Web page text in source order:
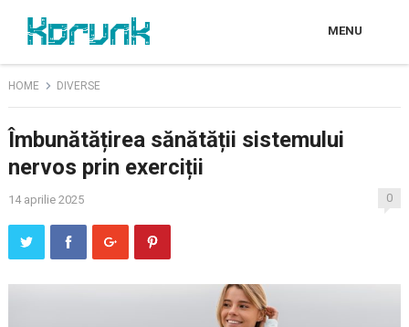
MENU
HOME DIVERSE
Îmbunătățirea sănătății sistemului
nervos prin exerciții
14 aprilie 2025 0